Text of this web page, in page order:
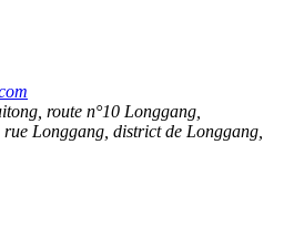
route n°10 Longgang,
Longgang, district de Longgang,